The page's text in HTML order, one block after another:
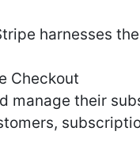
harnesses
Checkout
manage their